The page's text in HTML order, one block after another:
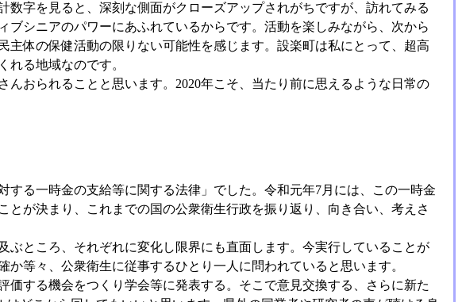
字を見ると、深刻な側面がクローズアップされがちですが、訪れてみる
シニアのパワーにあふれているからです。活動を楽しみながら、次から
体の保健活動の限りない可能性を感じます。設楽町は私にとって、超高
れる地域なのです。
おられることと思います。2020年こそ、当たり前に思えるような日常の
る一時金の支給等に関する法律」でした。令和元年7月には、この一時金
が決まり、これまでの国の公衆衛生行政を振り返り、向き合い、考えさ
ところ、それぞれに変化し限界にも直面します。今実行していることが
等々、公衆衛生に従事するひとり一人に問われていると思います。
する機会をつくり学会等に発表する。そこで意見交換する、さらに新た